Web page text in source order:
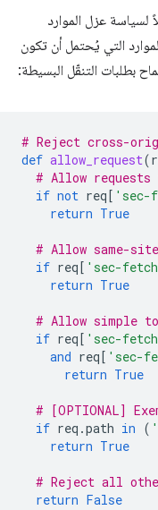
عزل الموارد
التي يُحتمل أن تكون
التنقّل البسيطة:
# Reject cross-
def
# Allow
if
not req[
return True
# Allow
if
req['sec-
return True
# Allow
if
req['sec-
and
req[
return True
#
if req.path in
return True
# Reject all
return False